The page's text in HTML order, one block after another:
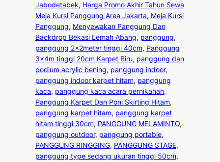
Jabodetabek, Harga Promo Akhir Tahun Sewa
Meja Kursi Panggung Area Jakarta, Meja Kursi
Panggung, Menyewakan Panggung Dan
Backdrop Bekasi Lemah Abang, panggung
panggung 2x2meter tinggi 40cm, Panggung
3x4m tinggi 20cm Karpet Biru, panggung dan
podium acrylic bening, panggung indoor
panggung indoor karpet hitam, panggung
kaca, panggung kaca acara pernikahan
Panggung Karpet Dan Poni Skirting Hitam
panggung karpet hitam, panggung karpet
hitam tinggi 30cm, PANGGUNG MELAMINTO
panggung outdoor, panggung portable
PANGGUNG RINGGING, PANGGUNG STAGE
panggung type sedang ukuran tinggi 50cm